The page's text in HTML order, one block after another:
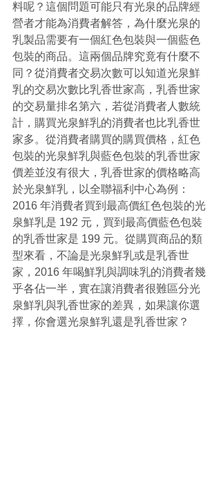
料呢？這個問題可能只有光泉的品牌經
營者才能為消費者解答，為什麼光泉的
乳製品需要有一個紅色包裝與一個藍色
包裝的商品。這兩個品牌究竟有什麼不
同？從消費者交易次數可以知道光泉鮮
乳的交易次數比乳香世家高，乳香世家
的交易量排名第六，若從消費者人數統
計，購買光泉鮮乳的消費者也比乳香世
家多。從消費者購買的購買價格，紅色
包裝的光泉鮮乳與藍色包裝的乳香世家
價差並沒有很大，乳香世家的價格略高
於光泉鮮乳，以全聯福利中心為例：
2016 年消費者買到最高價紅色包裝的光
泉鮮乳是 192 元，買到最高價藍色包裝
的乳香世家是 199 元。從購買商品的類
型來看，不論是光泉鮮乳或是乳香世
家，2016 年喝鮮乳與調味乳的消費者幾
乎各佔一半，實在讓消費者很難區分光
泉鮮乳與乳香世家的差異，如果讓你選
擇，你會選光泉鮮乳還是乳香世家？